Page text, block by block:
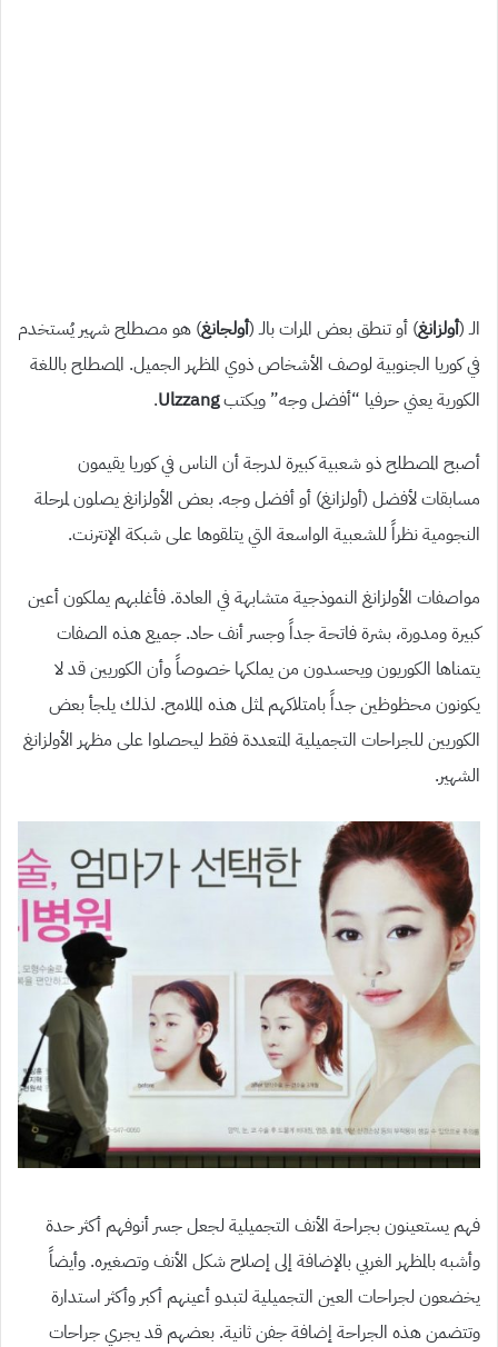
الـ (أولزانغ) أو تنطق بعض المرات بالـ (أولجانغ) هو مصطلح شهير يُستخدم
في كوريا الجنوبية لوصف الأشخاص ذوي المظهر الجميل. المصطلح باللغة
الكورية يعني حرفيا “أفضل وجه” ويكتبUlzzang
.
أصبح المصطلح ذو شعبية كبيرة لدرجة أن الناس في كوريا يقيمون
مسابقات لأفضل (أولزانغ) أو أفضل وجه. بعض الأولزانغ يصلون لمرحلة
النجومية نظراً للشعبية الواسعة التي يتلقوها على شبكة الإنترنت.
مواصفات الأولزانغ النموذجية متشابهة في العادة. فأغلبهم يملكون أعين
كبيرة ومدورة، بشرة فاتحة جداً وجسر أنف حاد. جميع هذه الصفات
يتمناها الكوريون ويحسدون من يملكها خصوصاً وأن الكوريين قد لا
يكونون محظوظين جداً بامتلاكهم لمثل هذه الملامح. لذلك يلجأ بعض
الكوريين للجراحات التجميلية المتعددة فقط ليحصلوا على مظهر الأولزانغ
الشهير.
فهم يستعينون بجراحة الأنف التجميلية لجعل جسر أنوفهم أكثر حدة
وأشبه بالمظهر الغربي بالإضافة إلى إصلاح شكل الأنف وتصغيره. وأيضاً
يخضعون لجراحات العين التجميلية لتبدو أعينهم أكبر وأكثر استدارة
وتتضمن هذه الجراحة إضافة جفن ثانية. بعضهم قد يجري جراحات